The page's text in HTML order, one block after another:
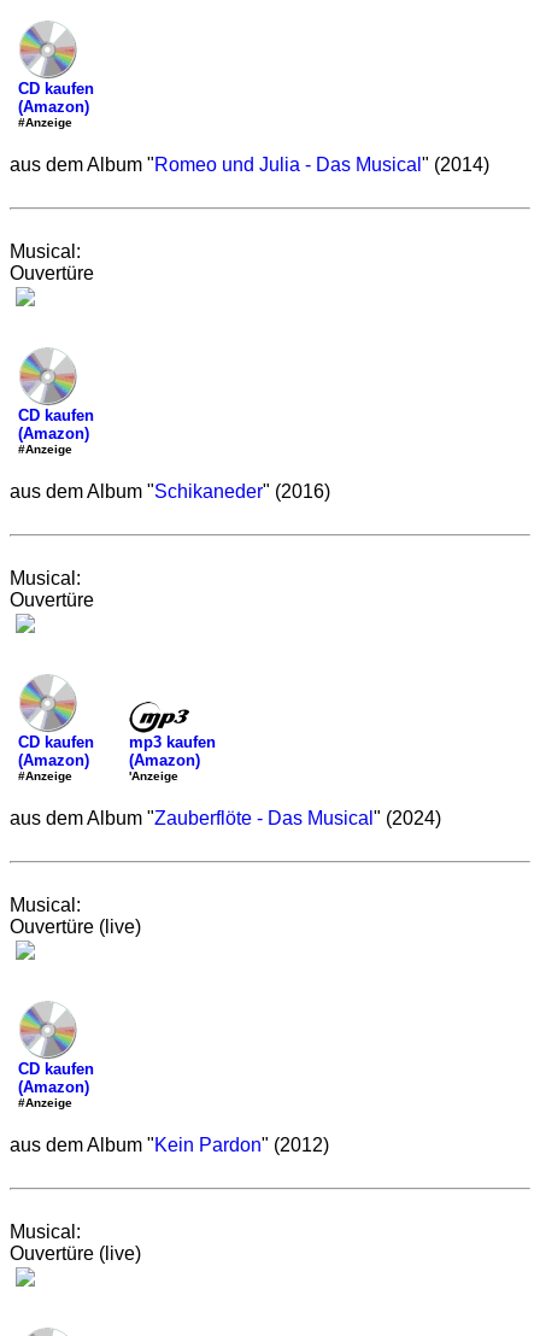
CD kaufen
(Amazon)
#Anzeige
aus dem Album "Romeo und Julia - Das Musical " (2014)
Musical:
Ouvertüre
CD kaufen
(Amazon)
#Anzeige
aus dem Album "Schikaneder" (2016)
Musical:
Ouvertüre
CD kaufen
(Amazon)
#Anzeige
mp3 kaufen
(Amazon)
'Anzeige
aus dem Album "Zauberflöte - Das Musical " (2024)
Musical:
Ouvertüre (live)
CD kaufen
(Amazon)
#Anzeige
aus dem Album "Kein Pardon" (2012)
Musical:
Ouvertüre (live)